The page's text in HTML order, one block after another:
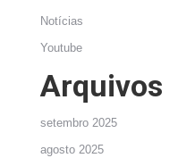
Notícias
Youtube
Arquivos
setembro 2025
agosto 2025